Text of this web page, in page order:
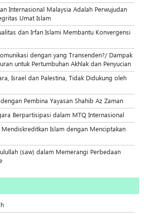
Internasional Malaysia Adalah Perwujudan
Umat Islam
dan Irfan Islami Membantu Konvergensi
dengan yang Transenden?/ Dampak
untuk Pertumbuhan Akhlak dan Penyucian
Israel dan Palestina, Tidak Didukung oleh
Pembina Yayasan Shahib Az Zaman
Berpartisipasi dalam MTQ Internasional
Islam dengan Menciptakan
(saw) dalam Memerangi Perbedaan